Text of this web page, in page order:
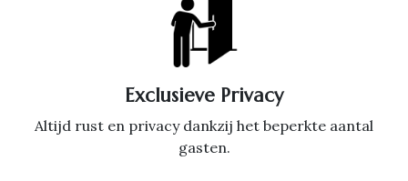
Exclusieve Privacy
Altijd rust en privacy dankzij het beperkte aantal
gasten.